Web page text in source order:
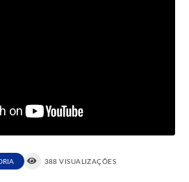
388 VISUALIZAÇÕES